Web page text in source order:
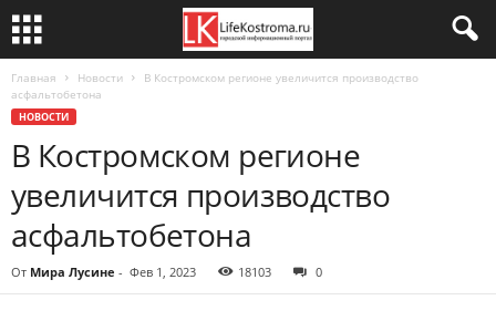
Главная Новости
В Костромском регионе увеличится производство
асфальтобетона
НОВОСТИ
В Костромском регионе
увеличится производство
асфальтобетона
От Мира Лусине - Фев 1, 2023 18103 0